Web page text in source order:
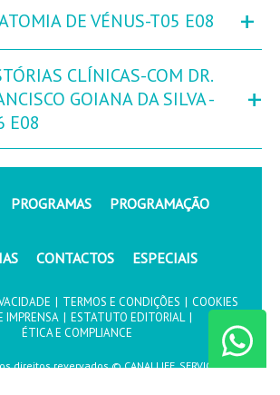
DE VÉNUS-T05 E08 +
CLÍNICAS-COM DR.
GOIANA DA SILVA -
E08
+
PROGRAMAS PROGRAMAÇÃO
CONTACTOS ESPECIAIS
| TERMOS E CONDIÇÕES | COOKIES
IMPRENSA | ESTATUTO EDITORIAL |
ÉTICA E COMPLIANCE
direitos revervados © CANALLIFE, SERVIÇOS DE